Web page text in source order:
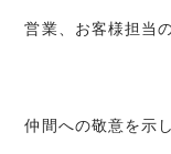
営業、お客様担当
仲間への敬意を示し